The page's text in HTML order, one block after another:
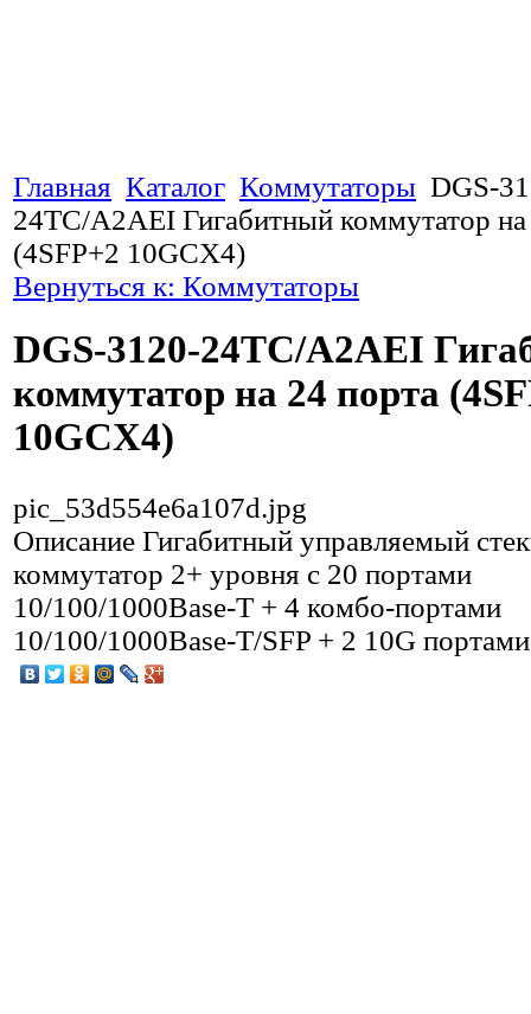
Главная Каталог Коммутаторы DGS-
24TC/A2AEI Гигабитный коммутатор на
(4SFP+2 10GCX4)
Вернуться к: Коммутаторы
DGS-3120-24TC/A2AEI
коммутатор на 24 порта
10GCX4)
pic_53d554e6a107d.jpg
Описание Гигабитный управляемый
коммутатор 2+ уровня с 20 портами
10/100/1000Base-T + 4 комбо-портами
10/100/1000Base-T/SFP + 2 10G